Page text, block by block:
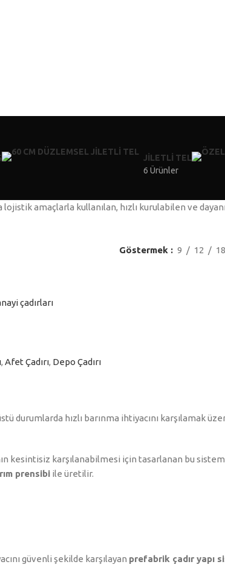
JILETLI TEL
6 Ürünler
amaçlarla kullanılan, hızlı kurulabilen ve
Göstermek 9 12 18
,Afet Çadırı, Depo Çadırı
durumlarda hızlı barınma ihtiyacını karşılamak
kesintisiz karşılanabilmesi için tasarlanan bu
prensibi ile üretilir.
güvenli şekilde karşılayan prefabrik çadır yapı